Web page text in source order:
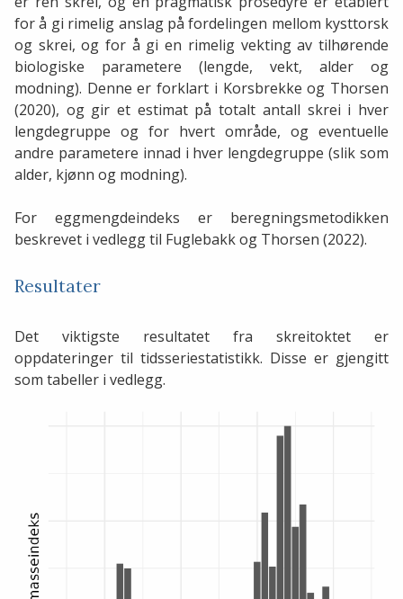
for å gi rimelig anslag på fordelingen mellom kysttorsk
og skrei, og for å gi en rimelig vekting av tilhørende
biologiske parametere (lengde, vekt, alder og
modning). Denne er forklart i Korsbrekke og Thorsen
(2020), og gir et estimat på totalt antall skrei i hver
lengdegruppe og for hvert område, og eventuelle
andre parametere innad i hver lengdegruppe (slik som
alder, kjønn og modning).
For eggmengdeindeks er beregningsmetodikken
beskrevet i vedlegg til Fuglebakk og Thorsen (2022).
Resultater
Det viktigste resultatet fra skreitoktet er
oppdateringer til tidsseriestatistikk. Disse er gjengitt
som tabeller i vedlegg.